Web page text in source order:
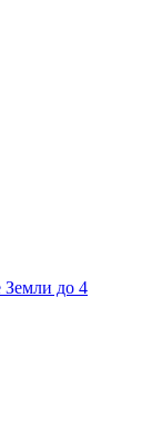
Земли до 4